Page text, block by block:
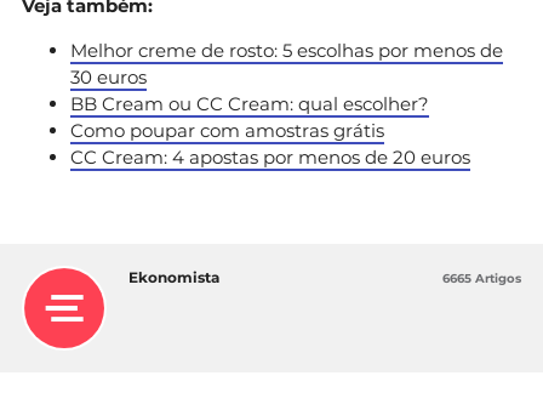
Veja também:
Melhor creme de rosto: 5 escolhas por menos de
30 euros
BB Cream ou CC Cream: qual escolher?
Como poupar com amostras grátis
CC Cream: 4 apostas por menos de 20 euros
Ekonomista 6665 Artigos